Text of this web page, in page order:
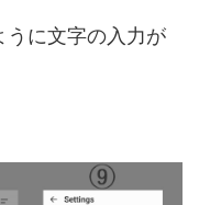
うに文字の入力が